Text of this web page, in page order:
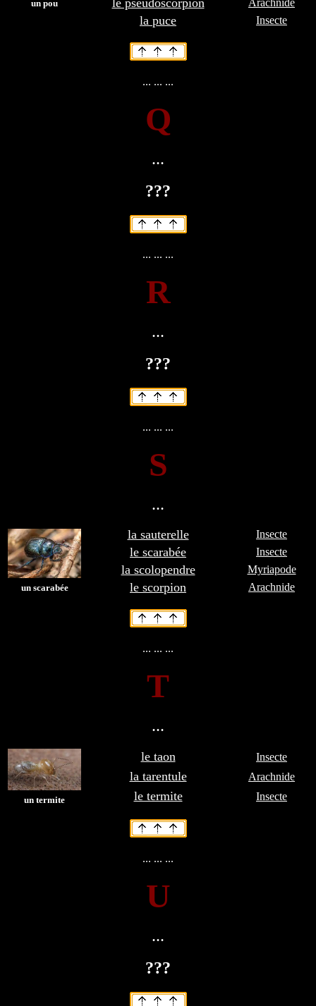
un pou le pseudoscorpion Arachnide
la puce Insecte
... ... ...
Q
...
???
... ... ...
R
...
???
... ... ...
S
...
un scarabée
la sauterelle Insecte
le scarabée Insecte
la scolopendre Myriapode
le scorpion Arachnide
... ... ...
T
...
un termite
le taon Insecte
la tarentule Arachnide
le termite Insecte
... ... ...
U
...
???